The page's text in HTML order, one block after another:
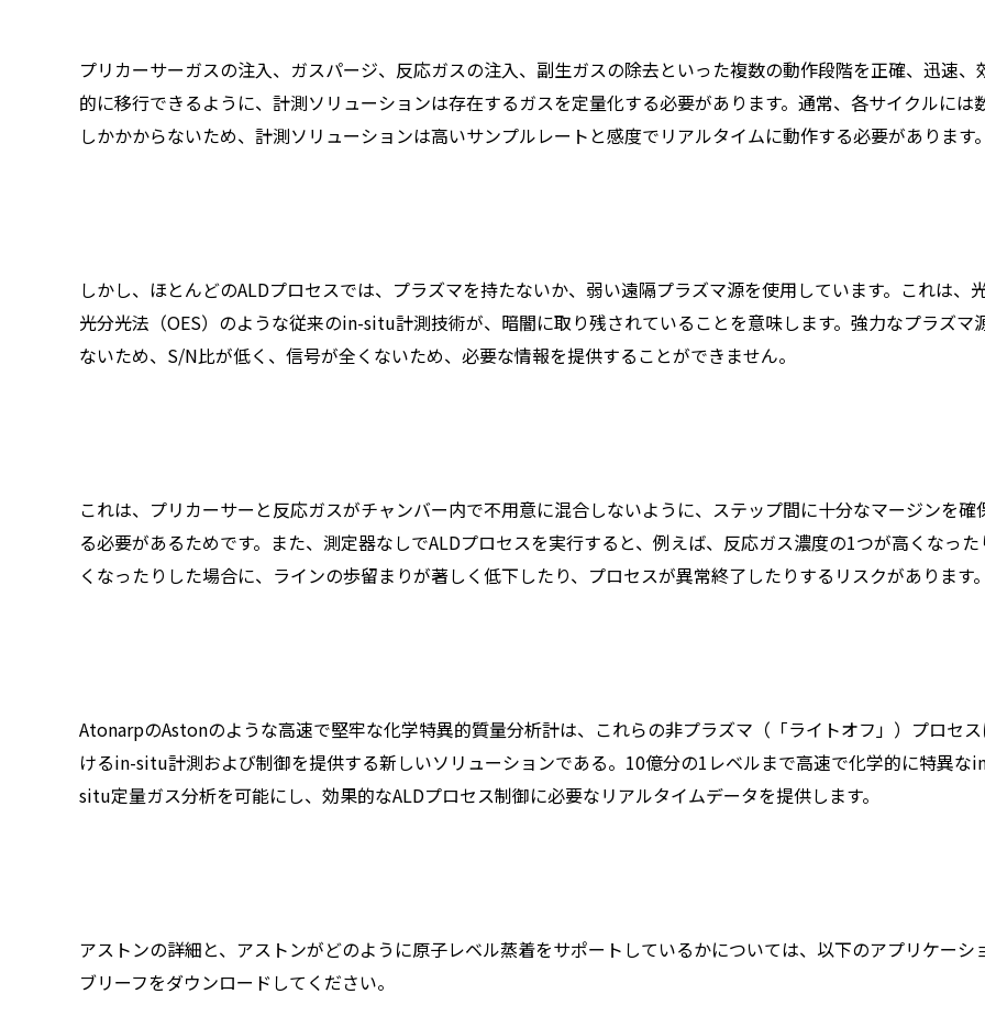
プリカーサーガスの注入、ガスパージ、反応ガスの注入、副生ガスの除去といった複数の動作段階を正確、迅速、
的に移行できるように、計測ソリューションは存在するガスを定量化する必要があります。通常、各サイクルには
しかかからないため、計測ソリューションは高いサンプルレートと感度でリアルタイムに動作する必要があります。
しかし、ほとんどのALDプロセスでは、プラズマを持たないか、弱い遠隔プラズマ源を使用しています。これは、
光分光法（OES）のような従来のin-situ計測技術が、暗闇に取り残されていることを意味します。強力なプラズマ
ないため、S/N比が低く、信号が全くないため、必要な情報を提供することができません。
これは、プリカーサーと反応ガスがチャンバー内で不用意に混合しないように、ステップ間に十分なマージンを確
る必要があるためです。また、測定器なしでALDプロセスを実行すると、例えば、反応ガス濃度の1つが高くなった
くなったりした場合に、ラインの歩留まりが著しく低下したり、プロセスが異常終了したりするリスクがあります。
AtonarpのAstonのような高速で堅牢な化学特異的質量分析計は、これらの非プラズマ（「ライトオフ」）プロセ
けるin-situ計測および制御を提供する新しいソリューションである。10億分の1レベルまで高速で化学的に特異な
situ定量ガス分析を可能にし、効果的なALDプロセス制御に必要なリアルタイムデータを提供します。
アストンの詳細と、アストンがどのように原子レベル蒸着をサポートしているかについては、以下のアプリケーシ
ブリーフをダウンロードしてください。